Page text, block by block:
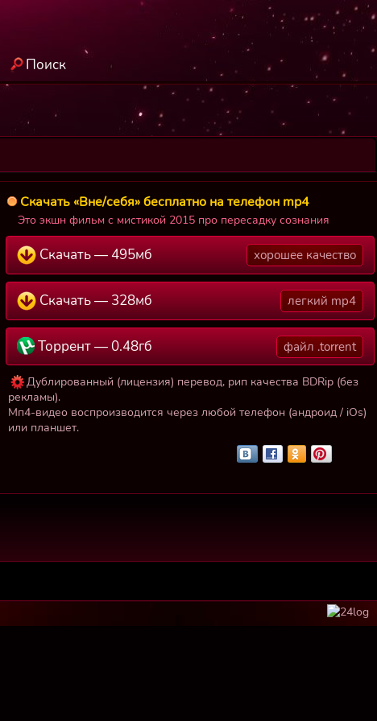
Поиск
Скачать «Вне/себя» бесплатно на телефон mp4
Это экшн фильм с мистикой 2015 про пересадку сознания
Скачать — 495мб хорошее качество
Скачать — 328мб легкий mp4
Торрент — 0.48гб файл .torrent
Дублированный (лицензия) перевод, рип качества BDRip (без
рекламы).
Мп4-видео воспроизводится через любой телефон (андроид / iOs)
или планшет.